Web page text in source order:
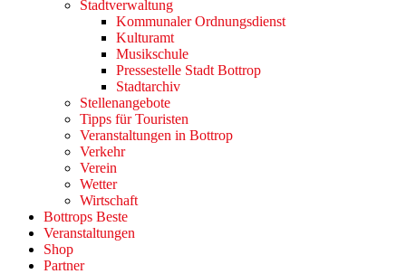
Stadtverwaltung
Kommunaler Ordnungsdienst
Kulturamt
Musikschule
Pressestelle Stadt Bottrop
Stadtarchiv
Stellenangebote
Tipps für Touristen
Veranstaltungen in Bottrop
Verkehr
Verein
Wetter
Wirtschaft
Bottrops Beste
Veranstaltungen
Shop
Partner